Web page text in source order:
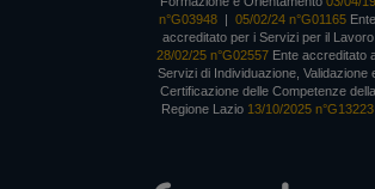
n°G03948 | 05/02/24 n°G01165 Ente
accreditato per i Servizi per il Lavoro
28/02/25 n°G02557Ente accreditato
Servizi di Individuazione, Validazione
Certificazione delle Competenze della
Regione Lazio 13/10/2025 n°G13223